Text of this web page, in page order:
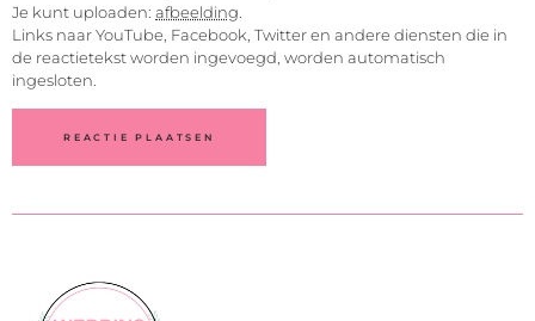
Je kunt uploaden: afbeelding
Links naar YouTube, Facebook, Twitter en andere diensten die in
de reactietekst worden ingevoegd, worden automatisch
ingesloten.